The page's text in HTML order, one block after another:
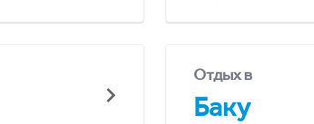
Отдых в
Баку